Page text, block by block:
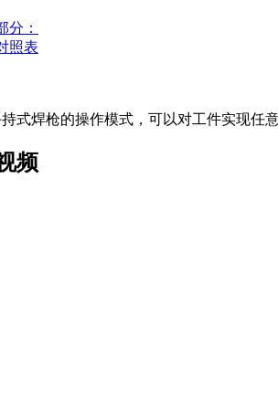
分：
照表
式焊枪的操作模式，可以对工件实现任
频